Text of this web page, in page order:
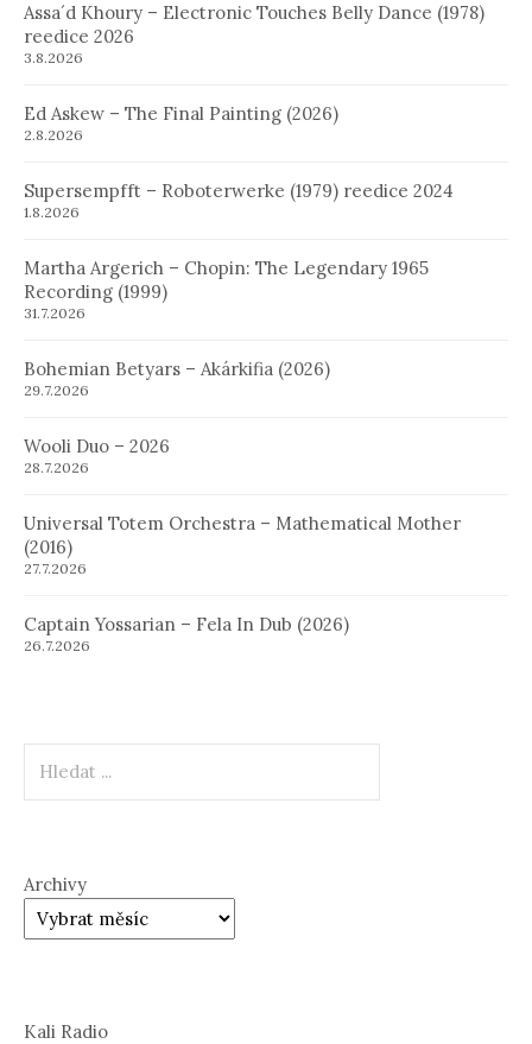
Assa´d Khoury – Electronic Touches Belly Dance (1978)
reedice 2026
3.8.2026
Ed Askew – The Final Painting (2026)
2.8.2026
Supersempfft – Roboterwerke (1979) reedice 2024
1.8.2026
Martha Argerich – Chopin: The Legendary 1965
Recording (1999)
31.7.2026
Bohemian Betyars – Akárkifia (2026)
29.7.2026
Wooli Duo – 2026
28.7.2026
Universal Totem Orchestra – Mathematical Mother
(2016)
27.7.2026
Captain Yossarian – Fela In Dub (2026)
26.7.2026
Archivy
Kali Radio